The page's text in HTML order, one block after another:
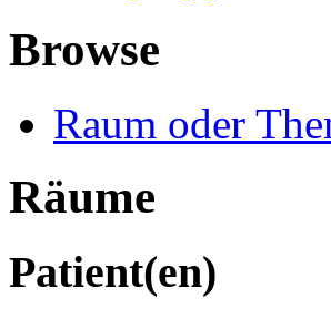
Browse
Raum oder
Räume
Patient(en)